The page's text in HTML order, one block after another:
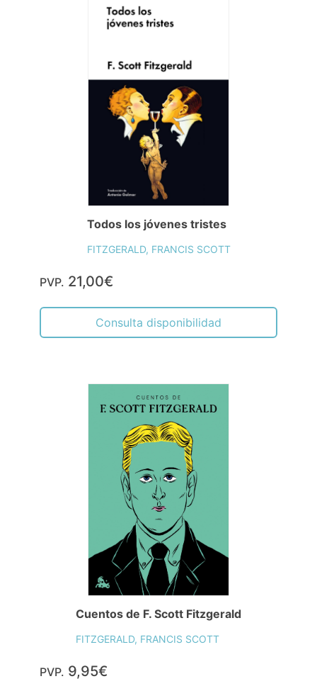
Todos los jóvenes tristes
FITZGERALD, FRANCIS SCOTT
PVP. 21,00€
Consulta disponibilidad
Cuentos de F. Scott Fitzgerald
FITZGERALD, FRANCIS SCOTT
PVP. 9,95€